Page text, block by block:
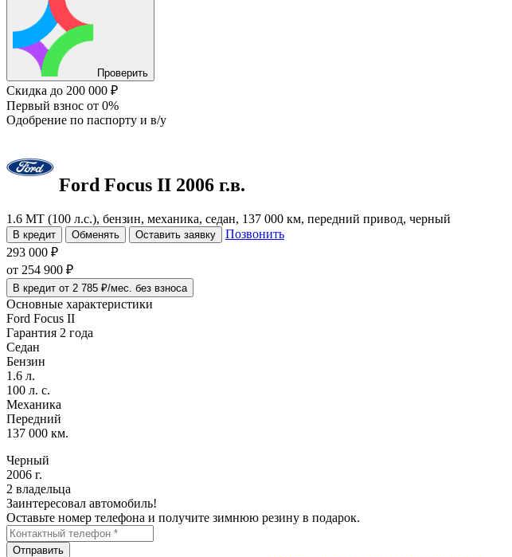
Проверить
Скидка до 200 000 ₽
Первый взнос от 0%
Одобрение по паспорту и в/у
Ford Focus II 2006 г.в.
1.6 MT (100 л.с.), бензин, механика, седан, 137 000 км, передний привод, черный
В кредит Обменять Оставить заявку
Позвонить
293 000 ₽
от 254 900 ₽
В кредит от 2 785 ₽/мес. без взноса
Основные характеристики
Ford Focus II
Гарантия 2 года
Седан
Бензин
1.6 л.
100 л. с.
Механика
Передний
137 000 км.
Черный
2006 г.
2 владельца
Заинтересовал автомобиль!
Оставьте номер телефона и получите зимнюю резину в подарок.
Отправить